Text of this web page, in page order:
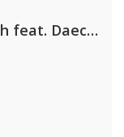
Hugel x Topic x Arash feat. Daecolm